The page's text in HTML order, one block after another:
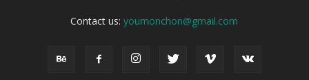
Contact us:youmonchon@gmail.com